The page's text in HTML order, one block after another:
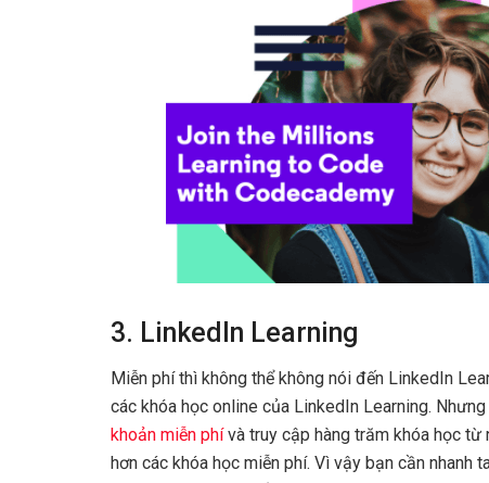
3. LinkedIn Learning
Miễn phí thì không thể không nói đến LinkedIn
các khóa học online của LinkedIn Learning.
khoản miễn phívà truy cập hàng trăm khóa học từ
hơn các khóa học miễn phí. Vì vậy bạn cần